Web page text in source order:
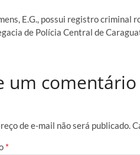
E.G., possui registro
de Polícia Central de
um comentário
de e-mail não será publicado.
*